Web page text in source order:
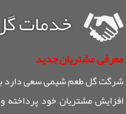
خدمات
معرفی مشتریان جدید
شرگت گل طعم شیمی سعی دارد
افزایش مشتریان خود پرداخته